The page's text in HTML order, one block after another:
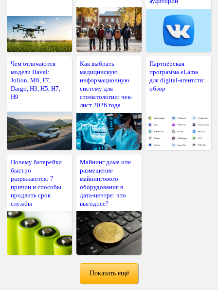
Чем отличаются
модели Haval:
Jolion, M6, F7,
Dargo, H3, H5, H7,
H9
Как выбрать
медицинскую
информационную
систему для
стоматологии: чек-
лист 2026 года
Партнёрская
программа eLama
для digital-агентств:
обзор
Почему батарейки
быстро
разряжаются: 7
причин и способы
продлить срок
службы
Майнинг дома или
размещение
майнингового
оборудования в
дата-центре: что
выгоднее?
Показать ещё